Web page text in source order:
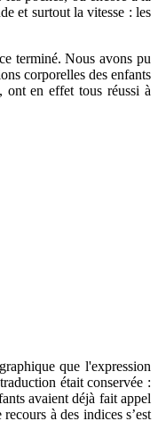
et surtout la vitesse : les
terminé. Nous avons pu
corporelles des enfants
ont en effet tous réussi à
que l'expression
était conservée :
avaient déjà fait appel
à des indices s’est